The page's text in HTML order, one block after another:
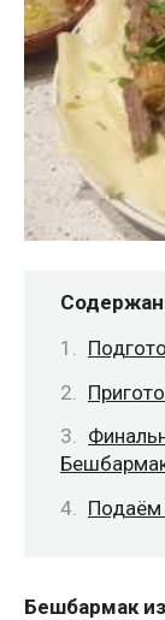
Подаём
Бешбармак